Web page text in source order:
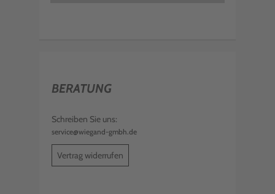
BERATUNG
Schreiben Sie uns:
service@wiegand-gmbh.de
Vertrag widerrufen